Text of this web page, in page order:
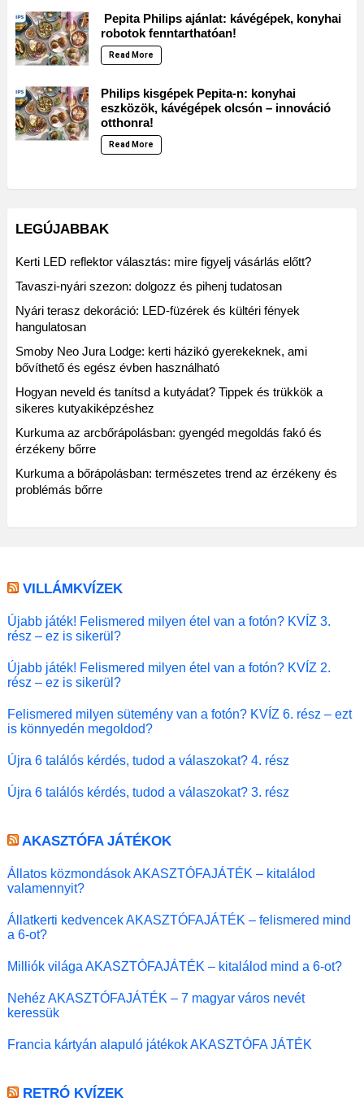
Pepita Philips ajánlat: kávégépek, konyhai
robotok fenntarthatóan!
Read More
Philips kisgépek Pepita-n: konyhai
eszközök, kávégépek olcsón – innováció
otthonra!
Read More
LEGÚJABBAK
Kerti LED reflektor választás: mire figyelj vásárlás előtt?
Tavaszi-nyári szezon: dolgozz és pihenj tudatosan
Nyári terasz dekoráció: LED-füzérek és kültéri fények
hangulatosan
Smoby Neo Jura Lodge: kerti házikó gyerekeknek, ami
bővíthető és egész évben használható
Hogyan neveld és tanítsd a kutyádat? Tippek és trükkök a
sikeres kutyakiképzéshez
Kurkuma az arcbőrápolásban: gyengéd megoldás fakó és
érzékeny bőrre
Kurkuma a bőrápolásban: természetes trend az érzékeny és
problémás bőrre
VILLÁMKVÍZEK
Újabb játék! Felismered milyen étel van a fotón? KVÍZ 3.
rész – ez is sikerül?
Újabb játék! Felismered milyen étel van a fotón? KVÍZ 2.
rész – ez is sikerül?
Felismered milyen sütemény van a fotón? KVÍZ 6. rész – ezt
is könnyedén megoldod?
Újra 6 találós kérdés, tudod a válaszokat? 4. rész
Újra 6 találós kérdés, tudod a válaszokat? 3. rész
AKASZTÓFA JÁTÉKOK
Állatos közmondások AKASZTÓFAJÁTÉK – kitalálod
valamennyit?
Állatkerti kedvencek AKASZTÓFAJÁTÉK – felismered mind
a 6-ot?
Milliók világa AKASZTÓFAJÁTÉK – kitalálod mind a 6-ot?
Nehéz AKASZTÓFAJÁTÉK – 7 magyar város nevét
keressük
Francia kártyán alapuló játékok AKASZTÓFA JÁTÉK
RETRÓ KVÍZEK